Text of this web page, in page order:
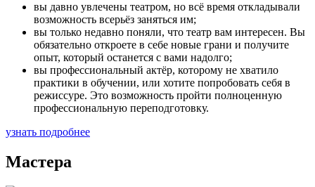
вы давно увлечены театром, но всё время откладывали
возможность всерьёз заняться им;
вы только недавно поняли, что театр вам интересен. Вы
обязательно откроете в себе новые грани и получите
опыт, который останется с вами надолго;
вы профессиональный актёр, которому не хватило
практики в обучении, или хотите попробовать себя в
режиссуре. Это возможность пройти полноценную
профессиональную переподготовку.
узнать подробнее
Мастера